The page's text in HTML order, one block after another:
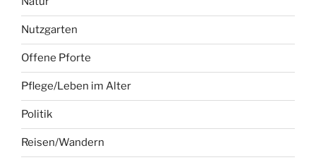
Nutzgarten
Offene Pforte
Pflege/Leben im Alter
Politik
Reisen/Wandern